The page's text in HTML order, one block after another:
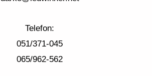
Telefon:
051/371-045
065/962-562